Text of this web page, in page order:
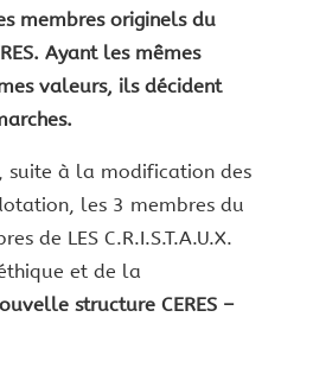
membres originels du
Ayant les mêmes
valeurs, ils décident
suite à la modification des
les 3 membres du
de LES C.R.I.S.T.A.U.X.
et de la
structure CERES –